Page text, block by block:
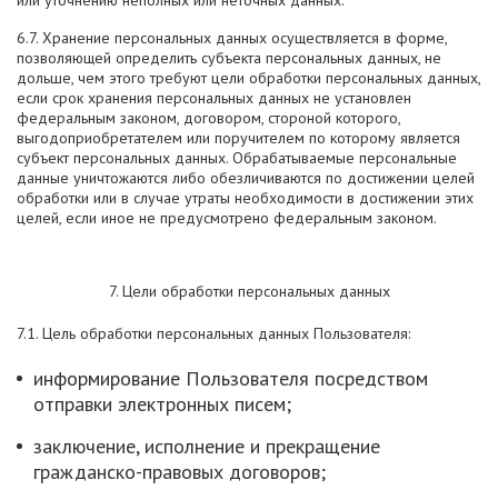
6.7. Хранение персональных данных осуществляется в форме,
позволяющей определить субъекта персональных данных, не
дольше, чем этого требуют цели обработки персональных данных,
если срок хранения персональных данных не установлен
федеральным законом, договором, стороной которого,
выгодоприобретателем или поручителем по которому является
субъект персональных данных. Обрабатываемые персональные
данные уничтожаются либо обезличиваются по достижении целей
обработки или в случае утраты необходимости в достижении этих
целей, если иное не предусмотрено федеральным законом.
7. Цели обработки персональных данных
7.1. Цель обработки персональных данных Пользователя:
информирование Пользователя посредством
отправки электронных писем;
заключение, исполнение и прекращение
гражданско-правовых договоров;